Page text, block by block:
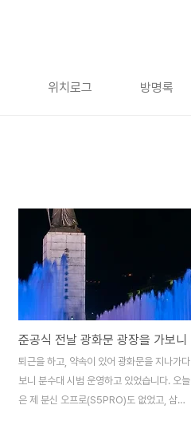
위치로그 방명록
준공식 전날 광화문 광장을 가보니
퇴근을 하고, 약속이 있어 광화문을 지나가다
보니 분수대 시범 운영하고 있었습니다. 오늘
은 제 분신 오프로(S5PRO)도 없었고, 삼각